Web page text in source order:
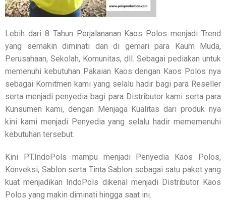
Lebih dari 8 Tahun Perjalananan Kaos Polos menjadi Trend
yang semakin diminati dan di gemari para Kaum Muda,
Perusahaan, Sekolah, Komunitas, dll. Sebagai pediakan untuk
memenuhi kebutuhan Pakaian Kaos dengan Kaos Polos nya
sebagai Komitmen kami yang selalu hadir bagi para Reseller
serta menjadi penyedia bagi para Distributor kami serta para
Kunsumen kami, dengan Menjaga Kualitas dari produk nya
kini kami menjadi Penyedia yang selalu hadir mememenuhi
kebutuhan tersebut.
Kini PT.IndoPols mampu menjadi Penyedia Kaos Polos,
Konveksi, Sablon serta Tinta Sablon sebagai satu paket yang
kuat menjadikan IndoPols dikenal menjadi Distributor Kaos
Polos yang makin diminati hingga saat ini.